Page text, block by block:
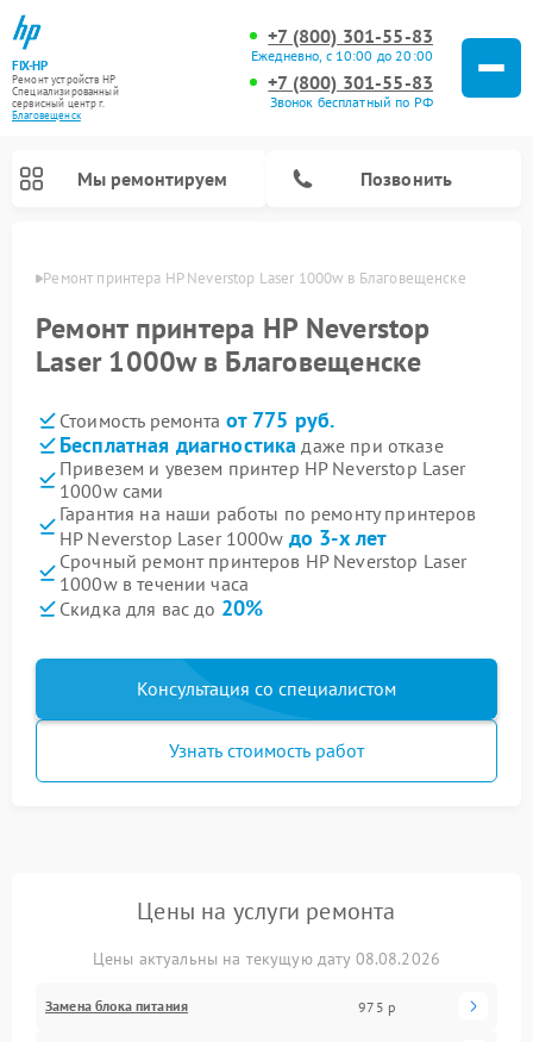
FIX-HP
Ремонт устройств HP
Специализированный
cервисный центр г.
Благовещенск
+7 (800) 301-55-83
Ежедневно, с 10:00 до 20:00
+7 (800) 301-55-83
Звонок бесплатный по РФ
Мы ремонтируем Позвонить
Ремонт принтера HP Neverstop Laser 1000w в Благовещенске
Ремонт принтера HP Neverstop
Laser 1000w в Благовещенске
Стоимость ремонта от 775 руб.
Бесплатная диагностика даже при отказе
Привезем и увезем принтер HP Neverstop Laser
1000w сами
Гарантия на наши работы по ремонту принтеров
HP Neverstop Laser 1000w до 3-х лет
Срочный ремонт принтеров HP Neverstop Laser
1000w в течении часа
Скидка для вас до 20%
Консультация со специалистом
Узнать стоимость работ
Цены на услуги ремонта
Цены актуальны на текущую дату 08.08.2026
Замена блока питания 975 р